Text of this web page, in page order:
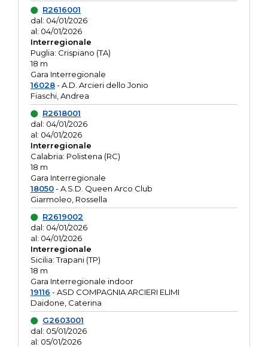
R2616001
dal: 04/01/2026
al: 04/01/2026
Interregionale
Puglia: Crispiano (TA)
18 m
Gara Interregionale
16028- A.D. Arcieri dello Jonio
Fiaschi, Andrea
R2618001
dal: 04/01/2026
al: 04/01/2026
Interregionale
Calabria: Polistena (RC)
18 m
Gara Interregionale
18050- A.S.D. Queen Arco Club
Giarmoleo, Rossella
R2619002
dal: 04/01/2026
al: 04/01/2026
Interregionale
Sicilia: Trapani (TP)
18 m
Gara Interregionale indoor
19116 - ASD COMPAGNIA ARCIERI ELIMI
Daidone, Caterina
G2603001
dal: 05/01/2026
al: 05/01/2026